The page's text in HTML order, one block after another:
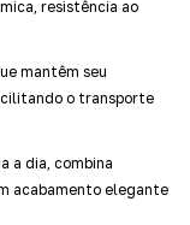
resistência ao
mantêm seu
o transporte
a dia, combina
acabamento elegante